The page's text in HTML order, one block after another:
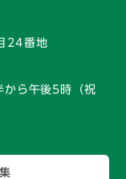
24番地
から午後5時 （祝